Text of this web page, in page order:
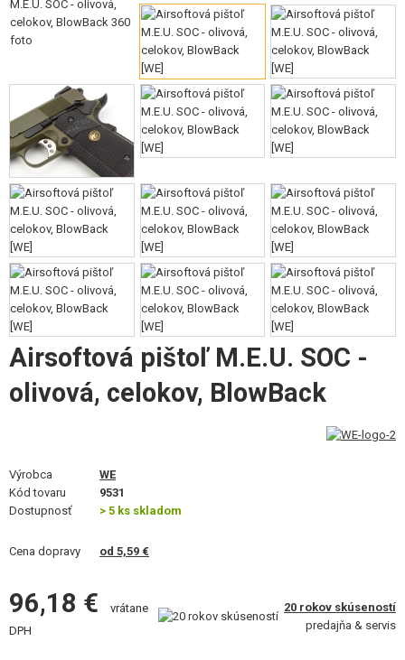
VÝSTROJ, UNIFORMY, PÚZDRA
MASKOVANIE, FARBY, PÁSKY
VYSIELAČKY, HEADSETY, KAMERY
DOPLNKY K ZBRANIAM, POPRUHY
NÁHRADNÉ DIELY ZBRANÍ, UPGRADE
SERVIS A ÚDRŽBA ZBRANÍ
SEBAOBRANA, VÝCVIK, NOŽE
TERČE, STRELNICE
OUTDOOR A BUSHCRAFT
POŠKODENÝ, POUŽITÝ TOVAR
KONTAKT
Airsoftová pištoľ M.E.U. SOC -
olivová, celokov, BlowBack
Výrobca
WE
Kód tovaru
9531
Dostupnosť
> 5 ks skladom
Cena dopravy od 5,59 €
96,18 €
vrátane
DPH
20 rokov skúseností
predajňa & servis